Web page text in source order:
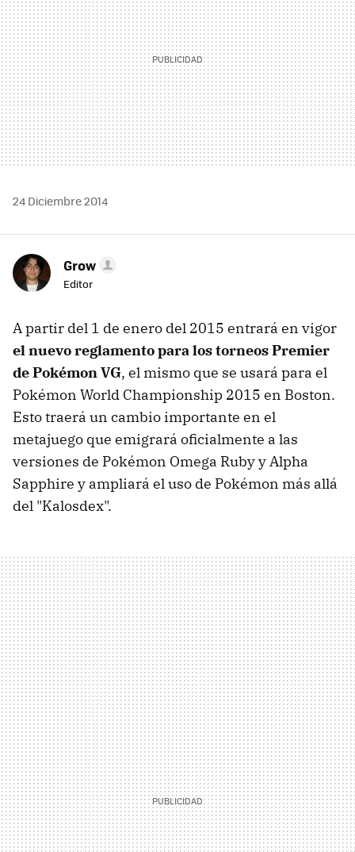
24 Diciembre 2014
Grow
Editor
A partir del 1 de enero del 2015 entrará en vigor
el nuevo reglamento para los torneos Premier
de Pokémon VG, el mismo que se usará para el
Pokémon World Championship 2015 en Boston.
Esto traerá un cambio importante en el
metajuego que emigrará oficialmente a las
versiones de Pokémon Omega Ruby y Alpha
Sapphire y ampliará el uso de Pokémon más allá
del "Kalosdex".